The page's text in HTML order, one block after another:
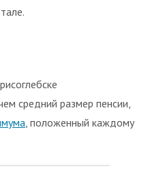
средний размер пенсии,
, положенный каждому